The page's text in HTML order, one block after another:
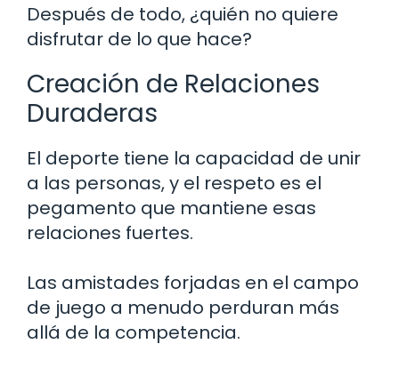
Después de todo, ¿quién no quiere
disfrutar de lo que hace?
Creación de Relaciones
Duraderas
El deporte tiene la capacidad de unir
a las personas, y el respeto es el
pegamento que mantiene esas
relaciones fuertes.
Las amistades forjadas en el campo
de juego a menudo perduran más
allá de la competencia.